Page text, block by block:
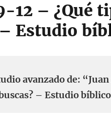
12 – ¿Qué
Estudio
avanzado de:
– Estudio